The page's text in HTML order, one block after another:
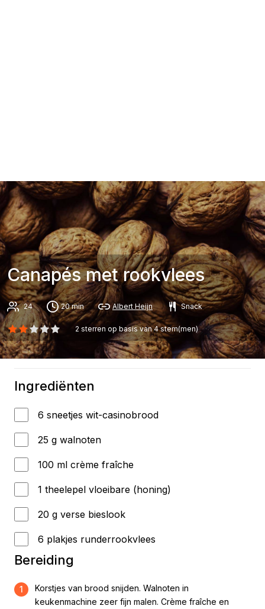
Canapés met rookvlees
24 20 min Albert Heijn Snack
2 sterren op basis van4stem(men)
Ingrediënten
6 sneetjes wit-casinobrood
25 g walnoten
100 ml crème fraîche
1 theelepel vloeibare (honing)
20 g verse bieslook
6 plakjes runderrookvlees
Bereiding
1
Korstjes van brood snijden. Walnoten in
keukenmachine zeer fijn malen. Crème fraîche en